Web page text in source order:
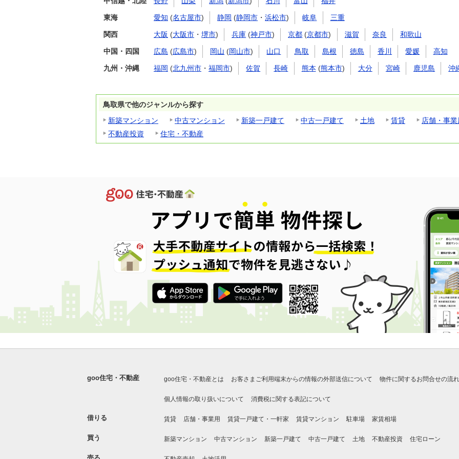
東海 愛知 (名古屋市) 静岡 (静岡市 ・浜松市) 岐阜 三重
関西 大阪 (大阪市 ・ 堺市) 兵庫 (神戸市) 京都 (京都市) 滋賀 奈良 和歌山
中国・四国 広島 (広島市) 岡山 (岡山市) 山口 鳥取 島根 徳島 香川 愛媛 高知
九州・沖縄 福岡 (北九州市 ・ 福岡市) 佐賀 長崎 熊本 (熊本市) 大分 宮崎 鹿児島 沖
鳥取県で他のジャンルから探す
新築マンション
中古マンション 新築一戸建て 中古一戸建て 土地 賃貸
店舗・事業
不動産投資
住宅・不動産
goo住宅・不動産 goo住宅・不動産とは お客さまご利用端末からの情報の外部送信について 物件に関するお問合せの流れ
個人情報の取り扱いについて 消費税に関する表記について
借りる 賃貸 店舗・事業用 賃貸一戸建て・一軒家 賃貸マンション 駐車場 家賃相場
買う 新築マンション 中古マンション 新築一戸建て 中古一戸建て 土地 不動産投資 住宅ローン